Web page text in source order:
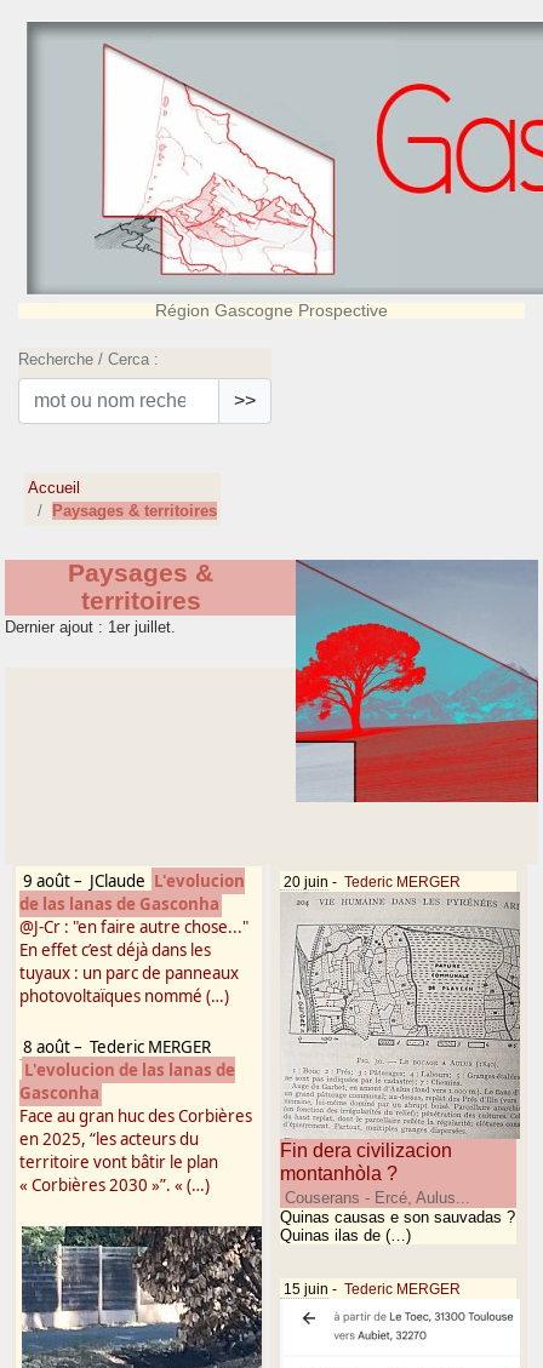
Région Gascogne Prospective
Recherche / Cerca :
>>
Accueil
Paysages & territoires
Paysages &
territoires
Dernier ajout : 1er juillet.
9 août– JClaude L'evolucion
de las lanas de Gasconha
@J-Cr : "en faire autre chose..."
En effet c’est déjà dans les
tuyaux : un parc de panneaux
photovoltaïques nommé (…)
8 août– Tederic MERGER
L'evolucion de las lanas de
Gasconha
Face au gran huc des Corbières
en 2025, “les acteurs du
territoire vont bâtir le plan
« Corbières 2030 »”. « (…)
20 juin - Tederic MERGER
Fin dera civilizacion
montanhòla ?
Couserans - Ercé, Aulus...
Quinas causas e son sauvadas ?
Quinas ilas de (…)
15 juin - Tederic MERGER